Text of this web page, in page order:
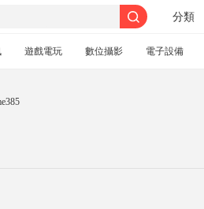
分類
遊戲電玩 數位攝影 電子設備